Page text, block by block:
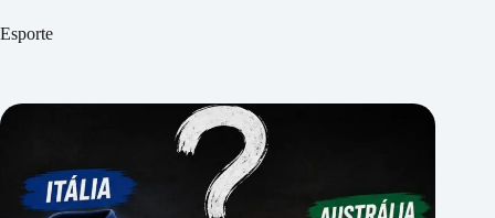
Esporte